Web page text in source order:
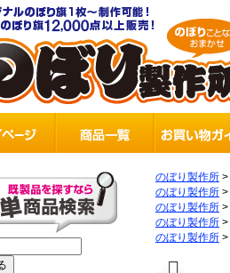
のぼり製作所 >
のぼり製作所 >
のぼり製作所 >
のぼり製作所 >
のぼり製作所 >